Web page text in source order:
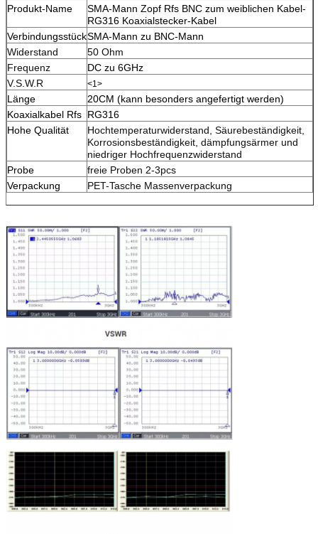
Produkt-Name
SMA-Mann Zopf Rfs BNC zum weiblichen Kabel-
RG316 Koaxialstecker-Kabel
VerbindungsstückSMA-Mann zu BNC-Mann
Widerstand
50 Ohm
Frequenz
DC zu 6GHz
V.S.W.R
<1>
Länge
20CM (kann besonders angefertigt werden)
Koaxialkabel Rfs RG316
Hohe Qualität
Hochtemperaturwiderstand, Säurebeständigkeit,
Korrosionsbeständigkeit, dämpfungsärmer und
niedriger Hochfrequenzwiderstand
Probe
freie Proben 2-3pcs
Verpackung
PET-Tasche Massenverpackung